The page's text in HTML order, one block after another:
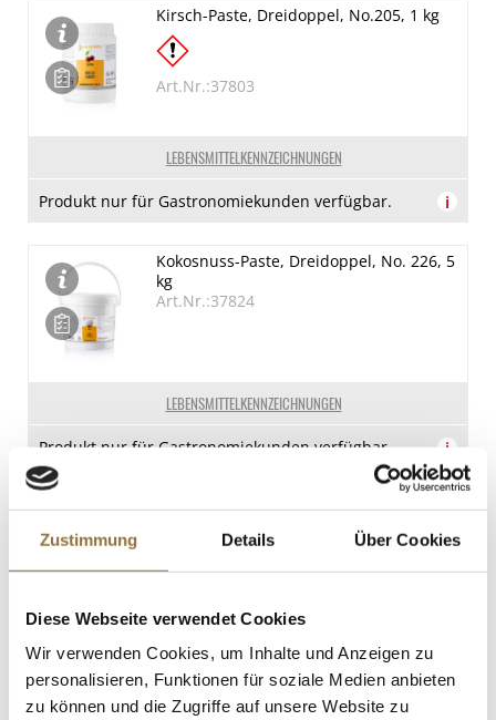
Zustimmung Details Über Cookies
Diese Webseite verwendet Cookies
Wir verwenden Cookies, um Inhalte und Anzeigen zu
personalisieren, Funktionen für soziale Medien anbieten
zu können und die Zugriffe auf unsere Website zu
LEBENSMITTELKENNZEICHNUNGEN
Kirsch-Paste, Dreidoppel, No.205, 1 kg
Art.Nr.:37803
Produkt nur für Gastronomiekunden verfügbar. i
LEBENSMITTELKENNZEICHNUNGEN
Kokosnuss-Paste, Dreidoppel, No. 226, 5
kg
Art.Nr.:37824
Produkt nur für Gastronomiekunden verfügbar. i
LEBENSMITTELKENNZEICHNUNGEN
Latte Macchiato-Paste, Dreidoppel,
Art.Nr.:38523
Produkt nur für Gastronomiekunden verfügbar.